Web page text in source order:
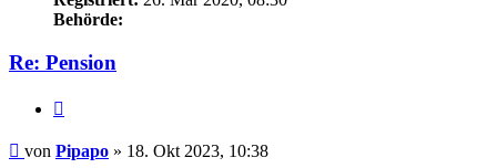
Behörde:
Re: Pension
Beitrag
von Pipapo » 18. Okt 2023, 10:38